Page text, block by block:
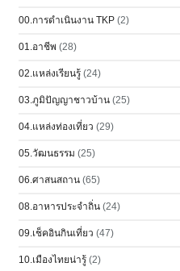
00.การดำเนินงาน TKP (2)
01.อาชีพ (28)
02.แหล่งเรียนรู้ (24)
03.ภูมิปัญญาชาวบ้าน (25)
04.แหล่งท่องเที่ยว (29)
05.วัฒนธรรม (25)
06.ศาสนสถาน (65)
08.อาหารประจำถิ่น (24)
09.เช็คอินกินเที่ยว (47)
10.เมืองไทยน่ารู้ (2)